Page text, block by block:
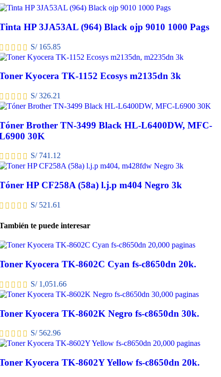
HP 3JA53AL (964) Black ojp 9010 1000 Pags
S/165.85
Kyocera TK-1152 Ecosys m2135dn 3k
S/326.21
Brother TN-3499 Black HL-L6400DW, MFC-
30K
S/741.12
HP CF258A (58a) l.j.p m404 Negro 3k
S/521.61
te puede interesar
Kyocera TK-8602C Cyan fs-c8650dn 20k.
S/1,051.66
Kyocera TK-8602K Negro fs-c8650dn 30k.
S/562.96
Kyocera TK-8602Y Yellow fs-c8650dn 20k.